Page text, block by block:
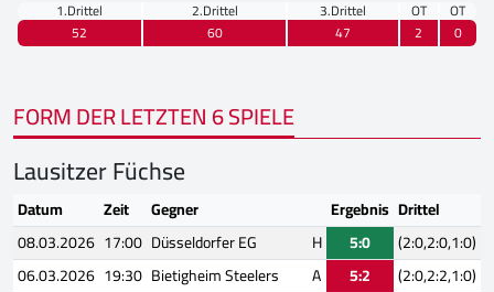
1.Drittel 2.Drittel 3.Drittel OT
OT
52
60 47 2 0
FORM DER LETZTEN 6 SPIELE
Lausitzer Füchse
Datum Zeit Gegner Ergebnis Drittel
08.03.2026 17:00 Düsseldorfer EG H 5:0
(2:0,2:0,1:0)
06.03.2026 19:30 Bietigheim Steelers A 5:2
(2:0,2:2,1:0)